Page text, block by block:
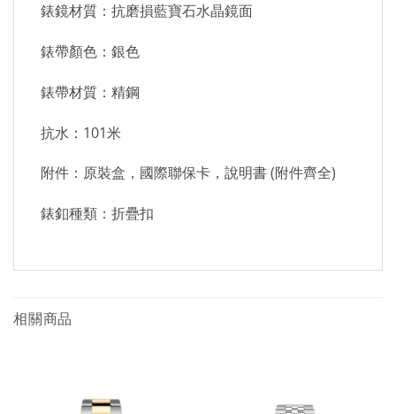
錶鏡材質：抗磨損藍寶石水晶鏡面
錶帶顏色：銀色
錶帶材質：精鋼
抗水：101米
附件：原裝盒，國際聯保卡，說明書 (附件齊全)
錶釦種類：折疊扣
相關商品